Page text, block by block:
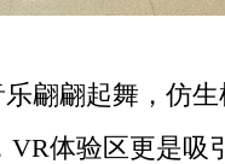
翩起舞，仿生
体验区更是吸